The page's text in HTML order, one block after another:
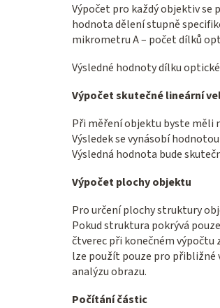
Výpočet pro každý objektiv se
hodnota dělení stupně
mikrometru A – počet dílků
Výsledné hodnoty dílku
Výpočet skutečné lineární
Při měření objektu byste měli
Výsledek se vynásobí
Výsledná hodnota bude
Výpočet plochy objektu
Pro určení plochy struktury
Pokud struktura pokrývá
čtverec při konečném výpočtu
lze použít pouze pro přibližné
analýzu obrazu.
Počítání částic